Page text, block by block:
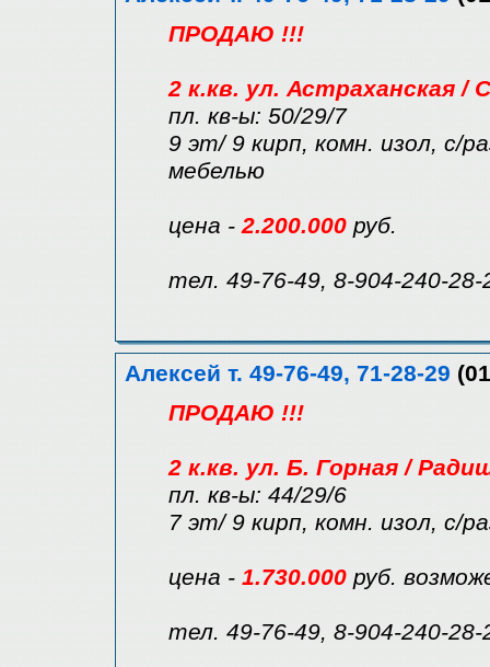
ПРОДАЮ !!!
2 к.кв. ул. Астраханская /
пл. кв-ы: 50/29/7
9 эт/ 9 кирп, комн. изол, с/
мебелью
цена -2.200.000 руб.
тел. 49-76-49, 8-904-240-28-
Алексей т. 49-76-49, 71-28-29
ПРОДАЮ !!!
2 к.кв. ул. Б. Горная /
пл. кв-ы: 44/29/6
7 эт/ 9 кирп, комн. изол, с/
цена - 1.730.000 руб.
тел. 49-76-49, 8-904-240-28-